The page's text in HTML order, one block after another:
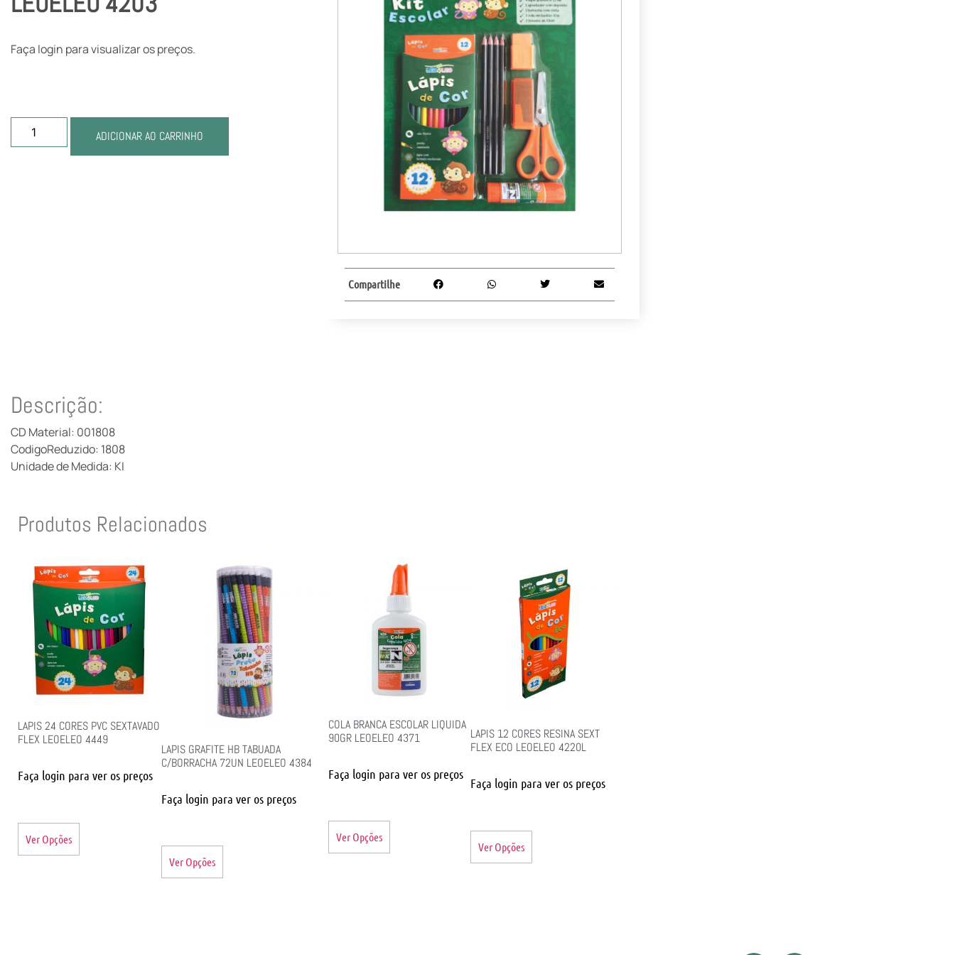
Faça login para visualizar os preços.
ADICIONAR AO CARRINHO
Compartilhe
Descrição:
CD Material: 001808
CodigoReduzido: 1808
Unidade de Medida: KI
Produtos Relacionados
LAPIS 24 CORES PVC SEXTAVADO
FLEX LEOELEO 4449
Faça login para ver os preços
Ver Opções
LAPIS GRAFITE HB TABUADA
C/BORRACHA 72UN LEOELEO 4384
Faça login para ver os preços
Ver Opções
COLA BRANCA ESCOLAR LIQUIDA
90GR LEOELEO 4371
Faça login para ver os preços
Ver Opções
LAPIS 12 CORES RESINA SEXT
FLEX ECO LEOELEO 4220L
Faça login para ver os preços
Ver Opções